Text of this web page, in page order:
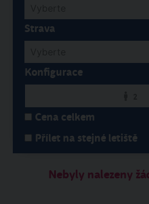
Strava
Konfigurace
Cena celkem
Přílet na stejné letiště
Nebyly nalezeny